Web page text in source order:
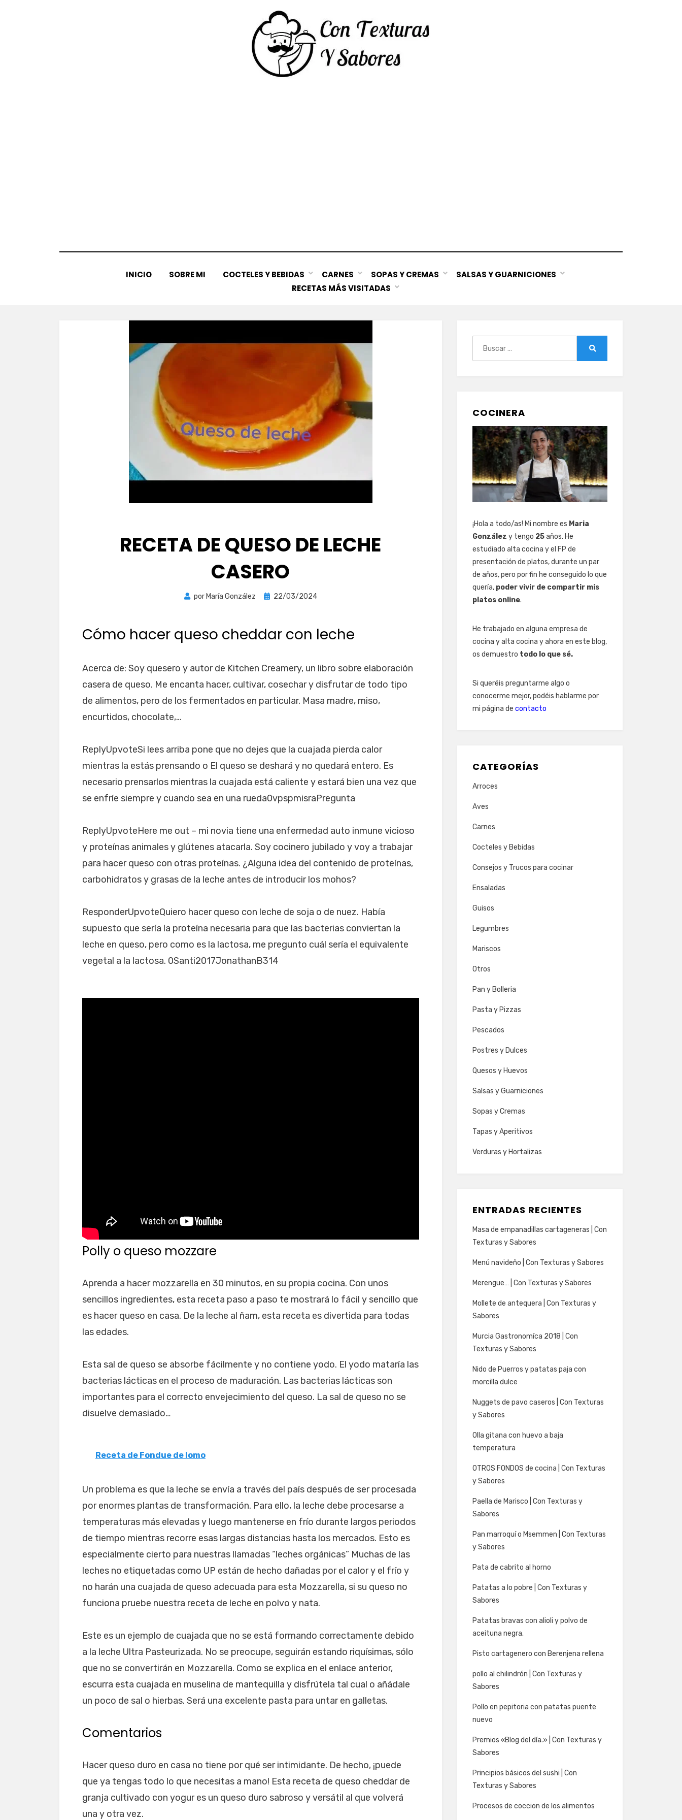
INICIO SOBRE MI COCTELES Y BEBIDAS CARNES SOPAS Y CREMAS
SALSAS Y GUARNICIONES
RECETAS MÁS VISITADAS
RECETA DE QUESO DE LECHE
CASERO
por María González
Publicada
22/03/2024
Cómo hacer queso cheddar con leche
Acerca de: Soy quesero y autor de Kitchen Creamery, un libro sobre elaboración
casera de queso. Me encanta hacer, cultivar, cosechar y disfrutar de todo tipo
de alimentos, pero de los fermentados en particular. Masa madre, miso,
encurtidos, chocolate,…
ReplyUpvoteSi lees arriba pone que no dejes que la cuajada pierda calor
mientras la estás prensando o El queso se deshará y no quedará entero. Es
necesario prensarlos mientras la cuajada está caliente y estará bien una vez que
se enfríe siempre y cuando sea en una rueda0vpspmisraPregunta
ReplyUpvoteHere me out – mi novia tiene una enfermedad auto inmune vicioso
y proteínas animales y glútenes atacarla. Soy cocinero jubilado y voy a trabajar
para hacer queso con otras proteínas. ¿Alguna idea del contenido de proteínas,
carbohidratos y grasas de la leche antes de introducir los mohos?
ResponderUpvoteQuiero hacer queso con leche de soja o de nuez. Había
supuesto que sería la proteína necesaria para que las bacterias conviertan la
leche en queso, pero como es la lactosa, me pregunto cuál sería el equivalente
vegetal a la lactosa. 0Santi2017JonathanB314
Polly o queso mozzare
Aprenda a hacer mozzarella en 30 minutos, en su propia cocina. Con unos
sencillos ingredientes, esta receta paso a paso te mostrará lo fácil y sencillo que
es hacer queso en casa. De la leche al ñam, esta receta es divertida para todas
las edades.
Esta sal de queso se absorbe fácilmente y no contiene yodo. El yodo mataría las
bacterias lácticas en el proceso de maduración. Las bacterias lácticas son
importantes para el correcto envejecimiento del queso. La sal de queso no se
disuelve demasiado…
Receta de Fondue de lomo
Un problema es que la leche se envía a través del país después de ser procesada
por enormes plantas de transformación. Para ello, la leche debe procesarse a
temperaturas más elevadas y luego mantenerse en frío durante largos periodos
de tiempo mientras recorre esas largas distancias hasta los mercados. Esto es
especialmente cierto para nuestras llamadas “leches orgánicas” Muchas de las
leches no etiquetadas como UP están de hecho dañadas por el calor y el frío y
no harán una cuajada de queso adecuada para esta Mozzarella, si su queso no
funciona pruebe nuestra receta de leche en polvo y nata.
Este es un ejemplo de cuajada que no se está formando correctamente debido
a la leche Ultra Pasteurizada. No se preocupe, seguirán estando riquísimas, sólo
que no se convertirán en Mozzarella. Como se explica en el enlace anterior,
escurra esta cuajada en muselina de mantequilla y disfrútela tal cual o añádale
un poco de sal o hierbas. Será una excelente pasta para untar en galletas.
Comentarios
Hacer queso duro en casa no tiene por qué ser intimidante. De hecho, ¡puede
que ya tengas todo lo que necesitas a mano! Esta receta de queso cheddar de
granja cultivado con yogur es un queso duro sabroso y versátil al que volverá
una y otra vez.
COCINERA
¡Hola a todo/as! Mi nombre es Maria
González y tengo 25años. He
estudiado alta cocina y el FP de
presentación de platos, durante un par
de años, pero por fin he conseguido lo que
quería, poder vivir de compartir mis
platos online.
He trabajado en alguna empresa de
cocina y alta cocina y ahora en este blog,
os demuestro todo lo que sé.
Si queréis preguntarme algo o
conocerme mejor, podéis hablarme por
mi página de contacto
CATEGORÍAS
Arroces
Aves
Carnes
Cocteles y Bebidas
Consejos y Trucos para cocinar
Ensaladas
Guisos
Legumbres
Mariscos
Otros
Pan y Bolleria
Pasta y Pizzas
Pescados
Postres y Dulces
Quesos y Huevos
Salsas y Guarniciones
Sopas y Cremas
Tapas y Aperitivos
Verduras y Hortalizas
ENTRADAS RECIENTES
Masa de empanadillas cartageneras | Con
Texturas y Sabores
Menú navideño | Con Texturas y Sabores
Merengue… | Con Texturas y Sabores
Mollete de antequera | Con Texturas y
Sabores
Murcia Gastronomíca 2018 | Con
Texturas y Sabores
Nido de Puerros y patatas paja con
morcilla dulce
Nuggets de pavo caseros | Con Texturas
y Sabores
Olla gitana con huevo a baja
temperatura
OTROS FONDOS de cocina | Con Texturas
y Sabores
Paella de Marisco | Con Texturas y
Sabores
Pan marroquí o Msemmen | Con Texturas
y Sabores
Pata de cabrito al horno
Patatas a lo pobre | Con Texturas y
Sabores
Patatas bravas con alioli y polvo de
aceituna negra.
Pisto cartagenero con Berenjena rellena
pollo al chilindrón | Con Texturas y
Sabores
Pollo en pepitoria con patatas puente
nuevo
Premios «Blog del día.» | Con Texturas y
Sabores
Principios básicos del sushi | Con
Texturas y Sabores
Procesos de coccion de los alimentos